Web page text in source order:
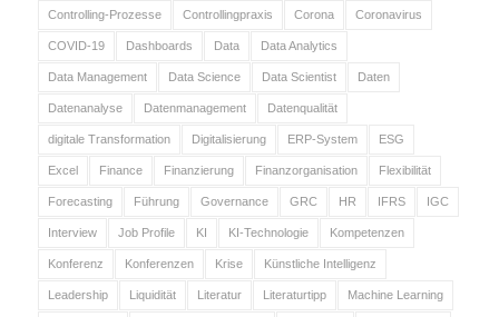
Controlling-Prozesse Controllingpraxis Corona Coronavirus
COVID-19 Dashboards Data Data Analytics
Data Management Data Science Data Scientist Daten
Datenanalyse Datenmanagement Datenqualität
digitale Transformation Digitalisierung ERP-System ESG
Excel Finance Finanzierung Finanzorganisation Flexibilität
Forecasting Führung Governance GRC HR IFRS IGC
Interview Job Profile KI KI-Technologie Kompetenzen
Konferenz Konferenzen Krise Künstliche Intelligenz
Leadership Liquidität Literatur Literaturtipp Machine Learning